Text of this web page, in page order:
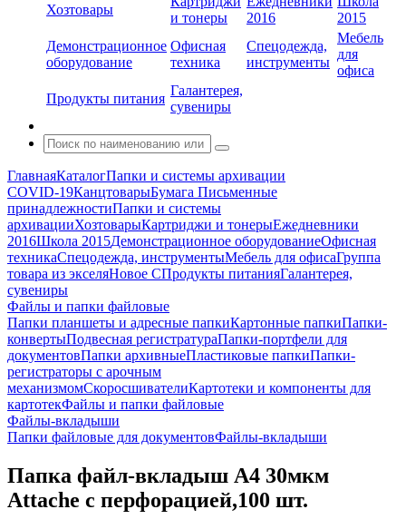
Хозтовары
и тонеры
2016
2015
Демонстрационное
оборудование
Офисная
техника
Спецодежда,
инструменты
Мебель
для
офиса
Продукты питания
Галантерея,
сувениры
ГлавнаяКаталогПапки и системы архивации
COVID-19КанцтоварыБумага Письменные
принадлежностиПапки и системы
архивацииХозтоварыКартриджи и тонерыЕжедневники
2016Школа 2015Демонстрационное оборудованиеОфисная
техникаСпецодежда, инструментыМебель для офисаГруппа
товара из экселяНовое СПродукты питанияГалантерея,
сувениры
Файлы и папки файловые
Папки планшеты и адресные папкиКартонные папкиПапки-
конвертыПодвесная регистратураПапки-портфели для
документовПапки архивныеПластиковые папкиПапки-
регистраторы с арочным
механизмомСкоросшивателиКартотеки и компоненты для
картотекФайлы и папки файловые
Файлы-вкладыши
Папки файловые для документовФайлы-вкладыши
Папка файл-вкладыш А4 30мкм
Attache с перфорацией,100 шт.